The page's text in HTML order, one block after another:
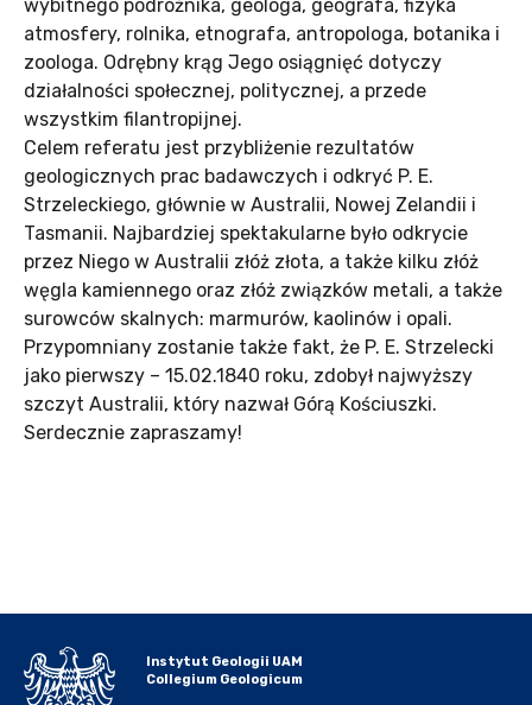
wybitnego podróżnika, geologa, geografa, fizyka
atmosfery, rolnika, etnografa, antropologa, botanika i
zoologa. Odrębny krąg Jego osiągnięć dotyczy
działalności społecznej, politycznej, a przede
wszystkim filantropijnej.
Celem referatu jest przybliżenie rezultatów
geologicznych prac badawczych i odkryć P. E.
Strzeleckiego, głównie w Australii, Nowej Zelandii i
Tasmanii. Najbardziej spektakularne było odkrycie
przez Niego w Australii złóż złota, a także kilku złóż
węgla kamiennego oraz złóż związków metali, a także
surowców skalnych: marmurów, kaolinów i opali.
Przypomniany zostanie także fakt, że P. E. Strzelecki
jako pierwszy – 15.02.1840 roku, zdobył najwyższy
szczyt Australii, który nazwał Górą Kościuszki.
Serdecznie zapraszamy!
Instytut Geologii UAM
Collegium Geologicum